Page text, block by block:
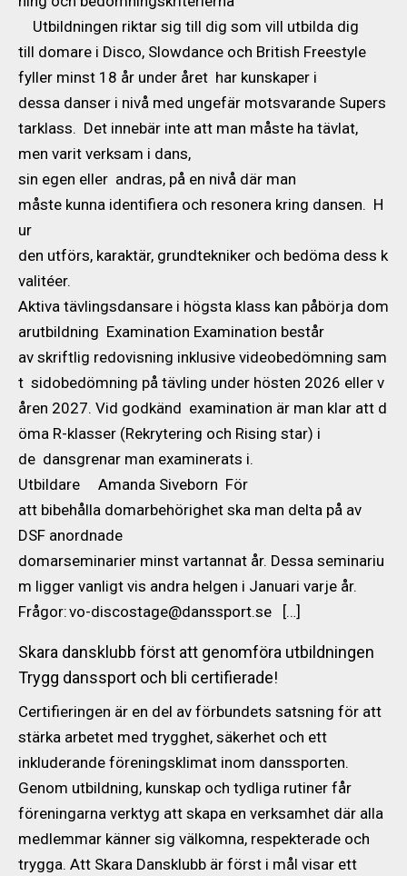
Utbildningen riktar sig till dig som vill utbilda dig
till domare i Disco, Slowdance och British Freestyle
fyller minst 18 år under året har kunskaper i
dessa danser i nivå med ungefär motsvarande Supers
tarklass. Det innebär inte att man måste ha tävlat,
men varit verksam i dans,
sin egen eller andras, på en nivå där man
måste kunna identifiera och resonera kring dansen. H
ur
den utförs, karaktär, grundtekniker och bedöma dess k
valitéer.
Aktiva tävlingsdansare i högsta klass kan påbörja dom
arutbildning Examination Examination består
av skriftlig redovisning inklusive videobedömning sam
t sidobedömning på tävling under hösten 2026 eller v
åren 2027. Vid godkänd examination är man klar att d
öma R-klasser (Rekrytering och Rising star) i
de dansgrenar man examinerats i.
Utbildare Amanda Siveborn För
att bibehålla domarbehörighet ska man delta på av
DSF anordnade
domarseminarier minst vartannat år. Dessa seminariu
m ligger vanligt vis andra helgen i Januari varje år.
Frågor: vo-discostage@danssport.se […]
Skara dansklubb först att genomföra utbildningen
Trygg danssport och bli certifierade!
Certifieringen är en del av förbundets satsning för att
stärka arbetet med trygghet, säkerhet och ett
inkluderande föreningsklimat inom danssporten.
Genom utbildning, kunskap och tydliga rutiner får
föreningarna verktyg att skapa en verksamhet där alla
medlemmar känner sig välkomna, respekterade och
trygga. Att Skara Dansklubb är först i mål visar ett